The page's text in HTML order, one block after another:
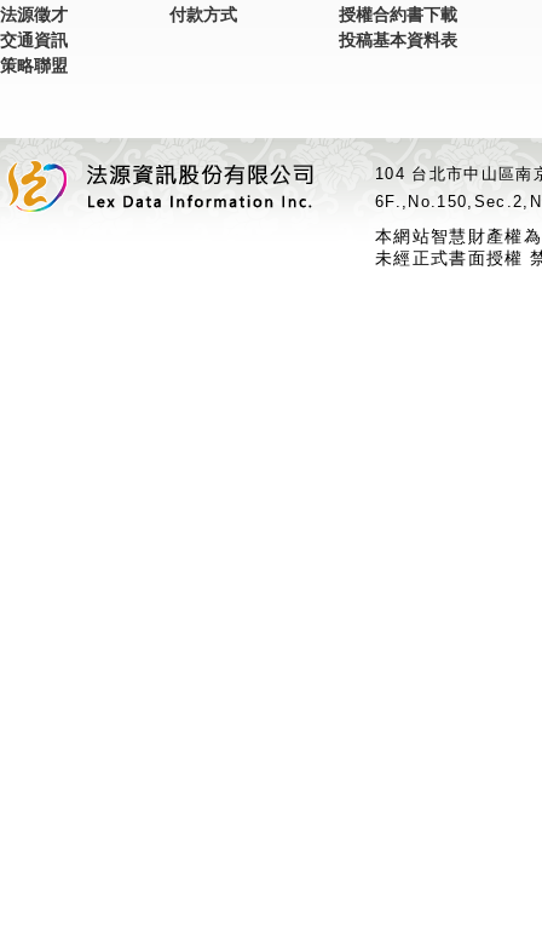
法源徵才
交通資訊
策略聯盟
付款方式
授權合約書下載
投稿基本資料表
104 台北市中山區
本網站智慧財產權
未經正式書面授權